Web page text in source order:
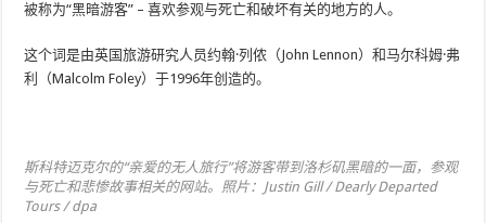
被称为“黑暗游客” – 喜欢参观与死亡和破坏有关的地方的人。
这个词是由英国旅游研究人员约翰·列侬（John Lennon）和马尔科姆·弗
利（Malcolm Foley）于1996年创造的。
斯科特迈克尔的“亲爱的无人旅行”将游客带到洛杉矶黑暗的一面，参观
与死亡和悲惨故事相关的网站。照片：Justin Gill / Dearly Departed
Tours / dpa